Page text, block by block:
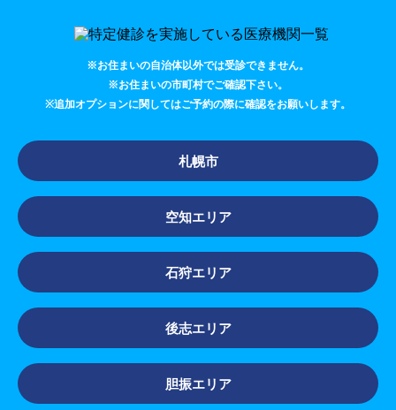
※お住まいの自治体以外では受診できません。
※お住まいの市町村でご確認下さい。
※追加オプションに関してはご予約の際に確認をお願いします。
札幌市
空知エリア
石狩エリア
後志エリア
胆振エリア